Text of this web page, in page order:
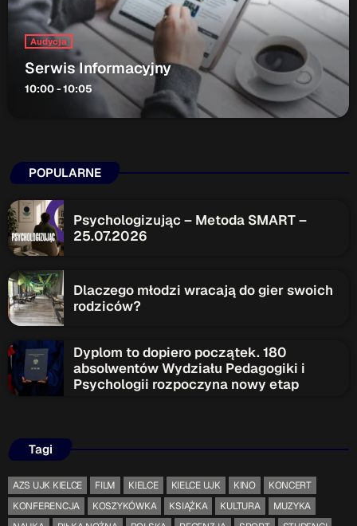
Audycja
Serwis Informacyjny
10:00 - 10:05
POPULARNE
Psychologizując – Metoda SMART –
25.07.2026
Dlaczego młodzi wracają do gier swoich
rodziców?
Dyplom to dopiero początek. 180
absolwentów Wydziału Pedagogiki i
Psychologii rozpoczyna nowy etap
Tagi
AZS UJK KIELCE FILM KIELCE KIELCE UJK KINO
KONCERT
KONFERENCJA
KOSZYKÓWKA KSIĄŻKA KULTURA
MUZYKA